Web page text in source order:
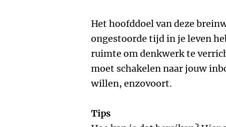
Het hoofddoel van deze
ongestoorde tijd in je leven
ruimte om denkwerk te
moet schakelen naar jouw
willen, enzovoort.
Tips